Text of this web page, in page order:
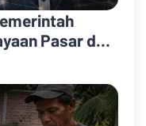
Pasar dan